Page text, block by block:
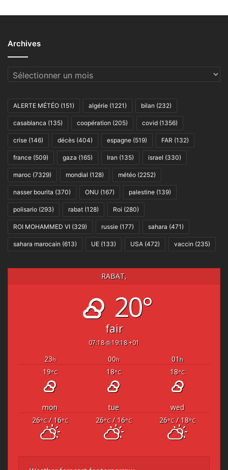
Archives
Archives
ALERTE MÉTÉO (151) algérie (1221) bilan (232)
casablanca (135) coopération (205) covid (1356)
crise (146) décès (404) espagne (519) FAR (132)
france (509) gaza (165) Iran (135) israel (330)
maroc (7329) mondial (128) météo (2252)
nasser bourita (370) ONU (167) palestine (139)
polisario (293) rabat (128) Roi (280)
ROI MOHAMMED VI (329) russie (177) sahara (471)
sahara marocain (613) UE (133) USA (472) vaccin (235)
RABAT,
20°
fair
07:18 19:18 +01
23h 00h 01 h
19°C 18°C 18°C
mon tue
wed
26°C/ 16°C 26°C/ 16°C 26°C/ 18°C